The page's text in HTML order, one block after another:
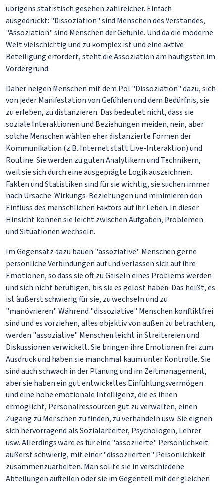
übrigens statistisch gesehen zahlreicher. Einfach
ausgedrückt: "Dissoziation" sind Menschen des Verstandes,
"Assoziation" sind Menschen der Gefühle. Und da die moderne
Welt vielschichtig und zu komplex ist und eine aktive
Beteiligung erfordert, steht die Assoziation am häufigsten im
Vordergrund.
Daher neigen Menschen mit dem Pol "Dissoziation" dazu, sich
von jeder Manifestation von Gefühlen und dem Bedürfnis, sie
zu erleben, zu distanzieren. Das bedeutet nicht, dass sie
soziale Interaktionen und Beziehungen meiden, nein, aber
solche Menschen wählen eher distanzierte Formen der
Kommunikation (z.B. Internet statt Live-Interaktion) und
Routine. Sie werden zu guten Analytikern und Technikern,
weil sie sich durch eine ausgeprägte Logik auszeichnen.
Fakten und Statistiken sind für sie wichtig, sie suchen immer
nach Ursache-Wirkungs-Beziehungen und minimieren den
Einfluss des menschlichen Faktors auf ihr Leben. In dieser
Hinsicht können sie leicht zwischen Aufgaben, Problemen
und Situationen wechseln.
Im Gegensatz dazu bauen "assoziative" Menschen gerne
persönliche Verbindungen auf und verlassen sich auf ihre
Emotionen, so dass sie oft zu Geiseln eines Problems werden
und sich nicht beruhigen, bis sie es gelöst haben. Das heißt, es
ist äußerst schwierig für sie, zu wechseln und zu
"manövrieren". Während "dissoziative" Menschen konfliktfrei
sind und es vorziehen, alles objektiv von außen zu betrachten,
werden "assoziative" Menschen leicht in Streitereien und
Diskussionen verwickelt. Sie bringen ihre Emotionen frei zum
Ausdruck und haben sie manchmal kaum unter Kontrolle. Sie
sind auch schwach in der Planung und im Zeitmanagement,
aber sie haben ein gut entwickeltes Einfühlungsvermögen
und eine hohe emotionale Intelligenz, die es ihnen
ermöglicht, Personalressourcen gut zu verwalten, einen
Zugang zu Menschen zu finden, zu verhandeln usw. Sie eignen
sich hervorragend als Sozialarbeiter, Psychologen, Lehrer
usw. Allerdings wäre es für eine "assoziierte" Persönlichkeit
äußerst schwierig, mit einer "dissoziierten" Persönlichkeit
zusammenzuarbeiten. Man sollte sie in verschiedene
Abteilungen aufteilen oder sie im Gegenteil mit der gleichen